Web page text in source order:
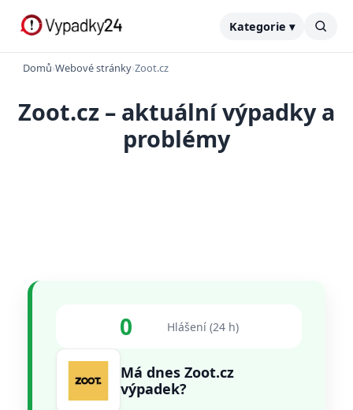
Kategorie ▾
Domů›Webové stránky›Zoot.cz
Zoot.cz – aktuální výpadky a
problémy
0 Hlášení (24 h)
Má dnes Zoot.cz
výpadek?